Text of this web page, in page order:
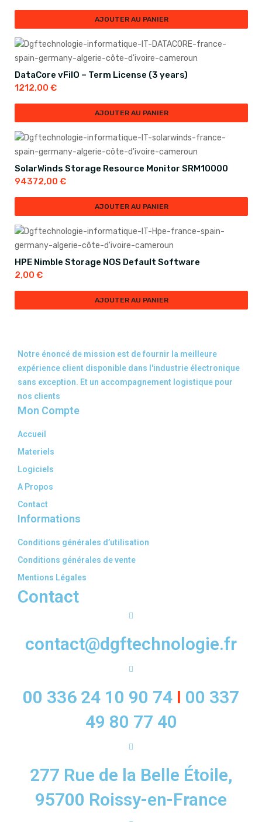
AJOUTER AU PANIER
DataCore vFilO – Term License (3 years)
1212,00 €
AJOUTER AU PANIER
SolarWinds Storage Resource Monitor SRM10000
94372,00 €
AJOUTER AU PANIER
HPE Nimble Storage NOS Default Software
2,00 €
AJOUTER AU PANIER
Notre énoncé de mission est de fournir la meilleure
expérience client disponible dans l'industrie électronique
sans exception. Et un accompagnement logistique pour
nos clients
Mon Compte
Accueil
Materiels
Logiciels
A Propos
Contact
Informations
Conditions générales d’utilisation
Conditions générales de vente
Mentions Légales
Contact
contact@dgftechnologie.fr
00 336 24 10 90 74 I 00 337
49 80 77 40
277 Rue de la Belle Étoile,
95700 Roissy-en-France